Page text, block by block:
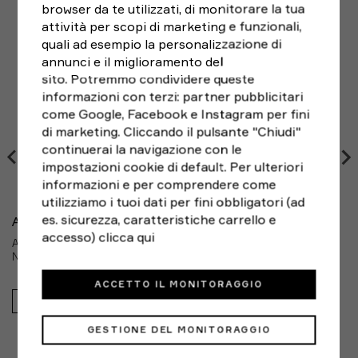
Brand: Adidas
Genere:Uomo
Sport:Running
XL (56/58)
30 - 109 cm
2XL (60/62)
110 - 121 cm
3XL (64/66)
122 - 134 cm
Taglie Maglie e Top Uomo
Petto
Girovita
XS (40/42)
82 - 87 cm
71 - 75
S (44/46)
88 - 94 cm
76 - 82
M (48/50)
95 - 102 cm
83 - 90
L (52/54)
103 - 111 cm 91 - 99
XL (56/58)
112 - 121 cm
2XL (60/62)
3XL (64/66)
133 - 144 cm 122 -
Taglie Tute Uomo
Petto
Girovita
XSS (1-2)
82 - 87 cm
71 - 75
S (3-4)
88 - 94 cm
76 - 82
standard è di € 5,90.
Se hai cambiato idea e non sei pienamente soddisfatto
del tuo acquisto, puoi sempre restituirlo entro 14
giornidalla ricezione, seguendo le indicazioni di RESO
FACILE e scegliendo il corriere che preferisci. Le spese
di spedizione del reso sono a carico del cliente.
ADIDAS
ADIDAS PANTALONCINI RUNNING ADI365 FORMOTION 2IN1
NERO UOMO
40,00€
browser da te utilizzati, di monitorare la tua
attività per scopi di marketing e funzionali,
quali ad esempio la personalizzazione di
annunci e il miglioramento del
sito. Potremmo condividere queste
informazioni con terzi: partner pubblicitari
come Google, Facebook e Instagram per fini
di marketing. Cliccando il pulsante "Chiudi"
continuerai la navigazione con le
impostazioni cookie di default. Per ulteriori
informazioni e per comprendere come
utilizziamo i tuoi dati per fini obbligatori (ad
es. sicurezza, caratteristiche carrello e
accesso)clicca qui
GESTIONE DEL MONITORAGGIO
ACCETTO IL MONITORAGGIO